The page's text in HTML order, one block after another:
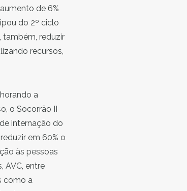
de 6%
do 2º ciclo
também, reduzir
recursos,
a
o Socorrão II
internação do
em 60% o
às pessoas
AVC, entre
como a